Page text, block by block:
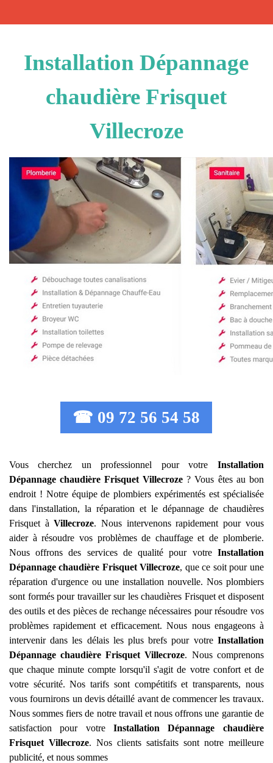
Installation Dépannage
chaudière Frisquet
Villecroze
☎ 09 72 56 54 58
Vous cherchez un professionnel pour votre Installation
Dépannage chaudière Frisquet Villecroze ? Vous êtes au bon
endroit ! Notre équipe de plombiers expérimentés est spécialisée
dans l'installation, la réparation et le dépannage de chaudières
Frisquet àVillecroze. Nous intervenons rapidement pour vous
aider à résoudre vos problèmes de chauffage et de plomberie.
Nous offrons des services de qualité pour votre Installation
Dépannage chaudière Frisquet Villecroze, que ce soit pour une
réparation d'urgence ou une installation nouvelle. Nos plombiers
sont formés pour travailler sur les chaudières Frisquet et disposent
des outils et des pièces de rechange nécessaires pour résoudre vos
problèmes rapidement et efficacement. Nous nous engageons à
intervenir dans les délais les plus brefs pour votre Installation
Dépannage chaudière Frisquet Villecroze. Nous comprenons
que chaque minute compte lorsqu'il s'agit de votre confort et de
votre sécurité. Nos tarifs sont compétitifs et transparents, nous
vous fournirons un devis détaillé avant de commencer les travaux.
Nous sommes fiers de notre travail et nous offrons une garantie de
satisfaction pour votreInstallation Dépannage chaudière
Frisquet Villecroze. Nos clients satisfaits sont notre meilleure
publicité, et nous sommes